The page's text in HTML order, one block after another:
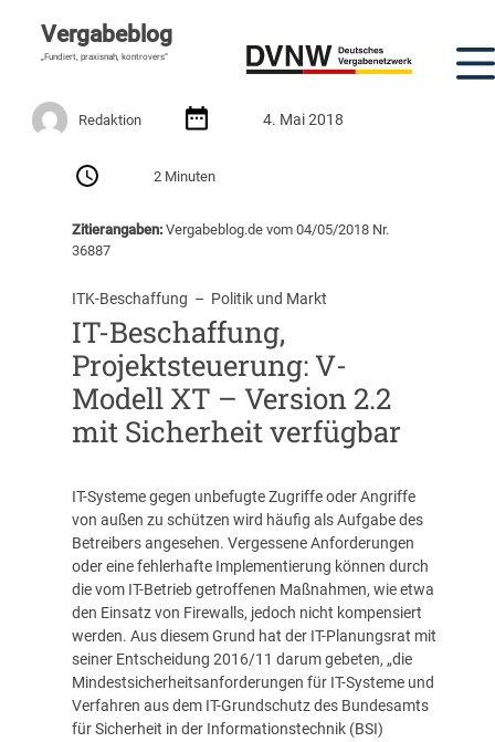
Vergabeblog
„Fundiert, praxisnah, kontrovers“
Redaktion 4. Mai 2018
2 Minuten
Zitierangaben:Vergabeblog.de vom 04/05/2018 Nr.
36887
ITK-Beschaffung
  –
Politik und Markt
IT-Beschaffung,
Projektsteuerung: V-
Modell XT – Version 2.2
mit Sicherheit verfügbar
IT-Systeme gegen unbefugte Zugriffe oder Angriffe
von außen zu schützen wird häufig als Aufgabe des
Betreibers angesehen. Vergessene Anforderungen
oder eine fehlerhafte Implementierung können durch
die vom IT-Betrieb getroffenen Maßnahmen, wie etwa
den Einsatz von Firewalls, jedoch nicht kompensiert
werden. Aus diesem Grund hat der IT-Planungsrat mit
seiner Entscheidung 2016/11 darum gebeten, „die
Mindestsicherheitsanforderungen für IT-Systeme und
Verfahren aus dem IT-Grundschutz des Bundesamts
für Sicherheit in der Informationstechnik (BSI)